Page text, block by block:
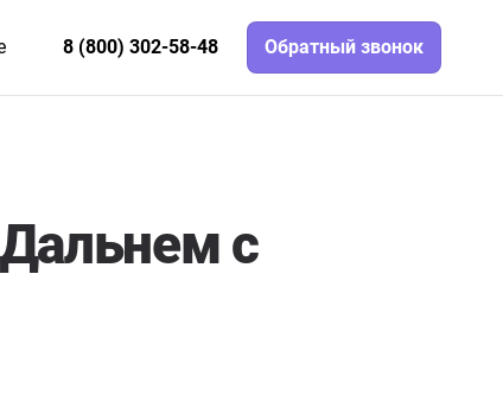
8 (800) 302-58-48 Обратный звонок
с